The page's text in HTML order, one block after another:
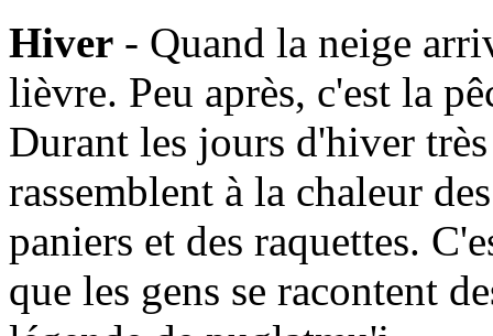
Hiver - Quand la neige
lièvre. Peu après, c'est la
Durant les jours d'hiver
rassemblent à la chaleur
paniers et des raquettes.
que les gens se racontent